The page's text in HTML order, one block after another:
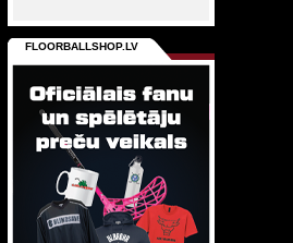
FLOORBALLSHOP.LV